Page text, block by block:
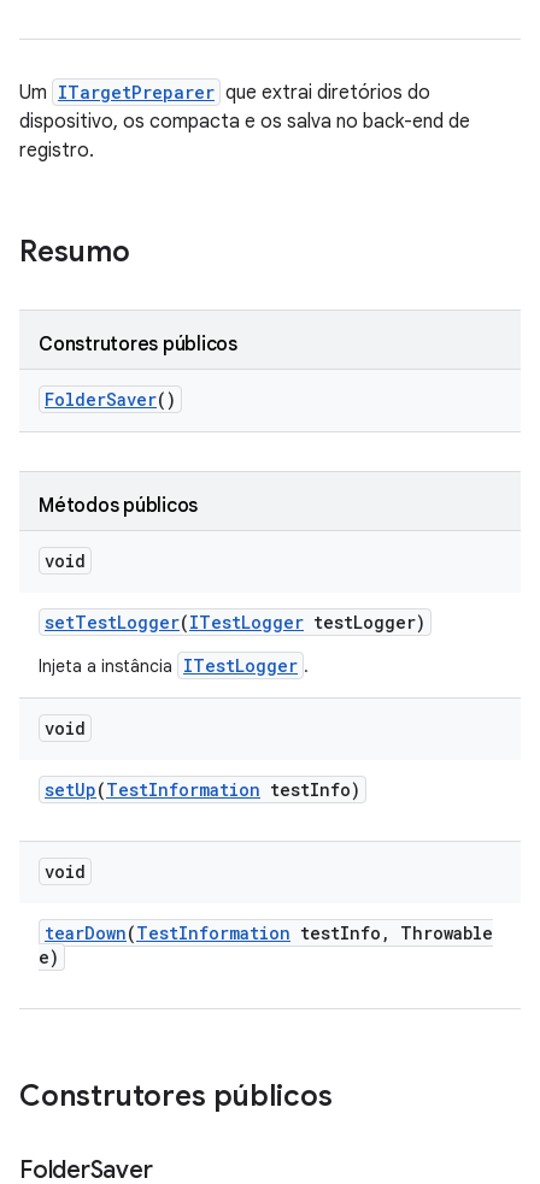
Um ITargetPreparer que extrai diretórios do
dispositivo, os compacta e os salva no back-end de
registro.
Resumo
Construtores públicos
FolderSaver()
Métodos públicos
void
setTestLogger(ITestLogger testLogger)
Injeta a instância ITestLogger .
void
setUp(TestInformation testInfo)
void
tearDown(TestInformation testInfo ,
Throwable
e)
Construtores públicos
FolderSaver